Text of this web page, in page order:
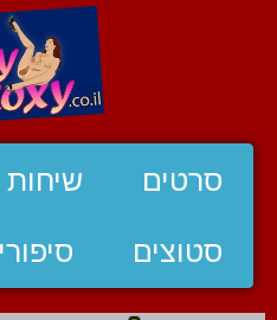
סרטים
סטוצים